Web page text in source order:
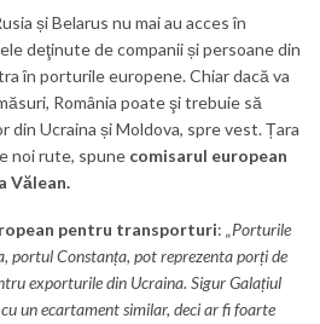
și Belarus nu mai au acces în
deţinute de companii și persoane din
în porturile europene. Chiar dacă va
România poate şi trebuie să
din Ucraina și Moldova, spre vest. Țara
noi rute, spune comisarul european
Vălean.
pentru transporturi: „Porturile
portul Constanța, pot reprezenta porți de
exporturile din Ucraina. Sigur Galațiul
un ecartament similar, deci ar fi foarte